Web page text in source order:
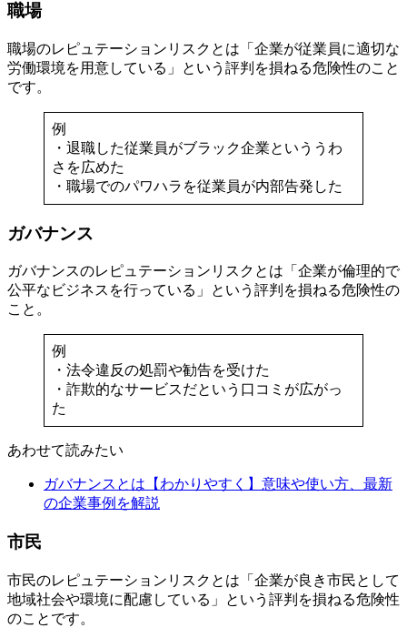
職場
職場のレピュテーションリスクとは「企業が従業員に適切な
労働環境を用意している」という評判を損ねる危険性のこと
です。
例
・退職した従業員がブラック企業といううわ
さを広めた
・職場でのパワハラを従業員が内部告発した
ガバナンス
ガバナンスのレピュテーションリスクとは「企業が倫理的で
公平なビジネスを行っている」という評判を損ねる危険性の
こと。
例
・法令違反の処罰や勧告を受けた
・詐欺的なサービスだという口コミが広がっ
た
あわせて読みたい
ガバナンスとは【わかりやすく】意味や使い方、最新
の企業事例を解説
市民
市民のレピュテーションリスクとは「企業が良き市民として
地域社会や環境に配慮している」という評判を損ねる危険性
のことです。